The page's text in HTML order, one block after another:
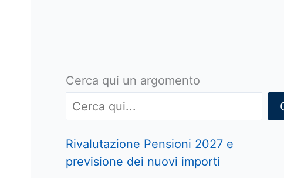
Cerca qui un argomento
Rivalutazione Pensioni 2027 e
previsione dei nuovi importi